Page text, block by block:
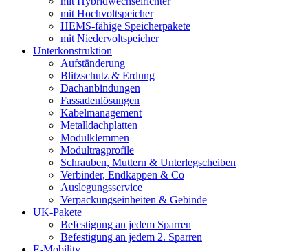
mit Hochvoltspeicher
HEMS-fähige Speicherpakete
mit Niedervoltspeicher
Unterkonstruktion
Aufständerung
Blitzschutz & Erdung
Dachanbindungen
Fassadenlösungen
Kabelmanagement
Metalldachplatten
Modulklemmen
Modultragprofile
Schrauben, Muttern & Unterlegscheiben
Verbinder, Endkappen & Co
Auslegungsservice
Verpackungseinheiten & Gebinde
UK-Pakete
Befestigung an jedem Sparren
Befestigung an jedem 2. Sparren